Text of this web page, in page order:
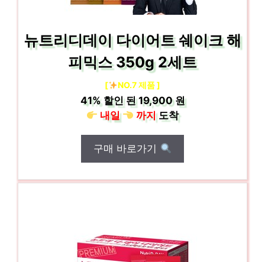
뉴트리디데이 다이어트 쉐이크 해
피믹스 350g 2세트
[ NO.7 제품 ]
41%할인 된19,900 원
내일
까지도착
구매 바로가기